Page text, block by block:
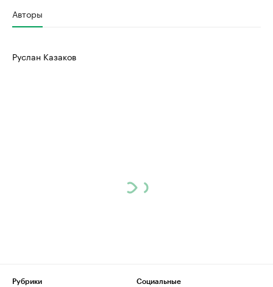
Авторы
Руслан Казаков
Рубрики
Социальные